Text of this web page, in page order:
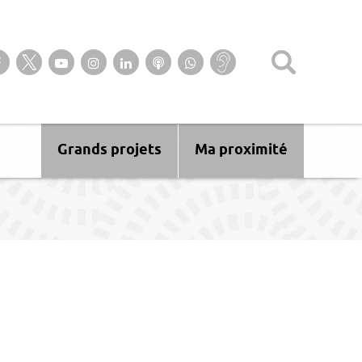
Suivez-nous sur notre page Facebook
Suivez-nous sur Twitter
Suivez-nous sur YouTube
Suivez-nous sur Instagram
Retrouvez-nous sur Linkedin
Ecoutez nos Podcasts
Suivez-nous sur
WhatsApp
Baisse
d’audition ?
Ma proximité
Grands projets